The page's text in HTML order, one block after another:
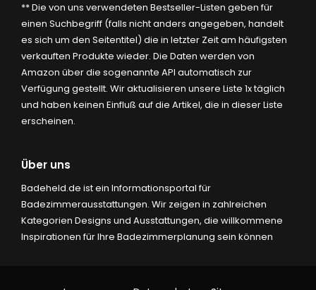
** Die von uns verwendeten Bestseller-Listen geben für
einen Suchbegriff (falls nicht anders angegeben, handelt
es sich um den Seitentitel) die in letzter Zeit am häufigsten
verkauften Produkte wieder. Die Daten werden von
Amazon über die sogenannte API automatisch zur
Verfügung gestellt. Wir aktualisieren unsere Liste 1x täglich
und haben keinen Einfluß auf die Artikel, die in dieser Liste
erscheinen.
Über uns
Badeheld.de ist ein Informationsportal für
Badezimmerausstattungen. Wir zeigen in zahlreichen
Kategorien Designs und Ausstattungen, die willkommene
Inspirationen für Ihre Badezimmerplanung sein können